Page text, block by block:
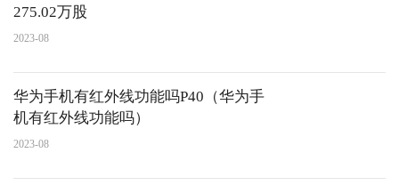
275.02万股
2023-08
华为手机有红外线功能吗P40（华为手
机有红外线功能吗）
2023-08